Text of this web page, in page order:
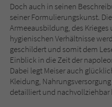
Doch auch in seinen
seiner Formulierungskunst.
Armeeausbildung, des
hygienischen Verhältnisse
geschildert und somit dem
Einblick in die Zeit der
Dabei legt Meiser auch
Kleidung,
detailliert und nachvollziehbar